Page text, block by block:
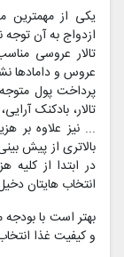
یکی از مهمترین
ازدواج به آن
تالار عروسی
عروس و دامادها
پرداخت پول
تالار، بادکنک
... نیز علاوه بر
بالاتری از پیش
در ابتدا از کلیه
انتخاب هایتان
بهتر است با بودجه
و کیفیت غذا